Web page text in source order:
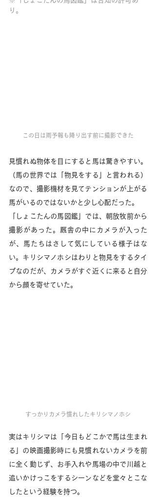
り。
この日は雨予報も降り出す前に撮影できた
見慣れぬ物体を目にすると馬は驚きやすい。
（馬の世界では「物見をする」と言われる）
なので、撮影機材を見てテンションが上がる
馬がいるのではないかと少し心配だった。
「しょこたんの馬図鑑」では、朝放牧前から
撮影があった。厩舎の中にカメラが入った
が、馬たちはさして気にしている様子はな
い。キリシマノホシはわりと物見をするタイ
プなのだが、カメラがすぐ近くに来ると自分
から顔を寄せていた。
すっかりカメラ慣れしたキリシマノホシ
実はキリシマは「今日もどこかで馬は生まれ
る」の映画撮影時にも見慣れないカメラを前
に全く動じず、お手入れや馬場の中で川越と
追いかけっこをするシーンなどを堂々とこな
したという経験を持つ。